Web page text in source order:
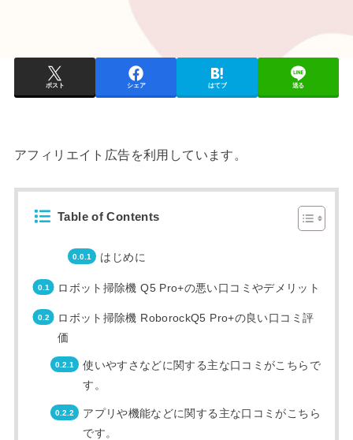
ポスト シェア はてブ 送る
アフィリエイト広告を利用しています。
Table of Contents
はじめに
ロボット掃除機 Q5 Pro+の悪い口コミやデメリット
ロボット掃除機 RoborockQ5 Pro+の良い口コミ評
価
使いやすさなどに関する主な口コミがこちらで
す。
アプリや機能などに関する主な口コミがこちら
です。